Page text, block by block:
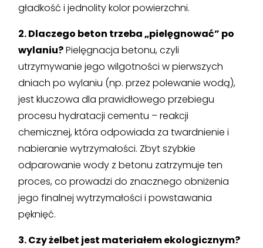
gładkość i jednolity kolor powierzchni.
2. Dlaczego beton trzeba „pielęgnować” po
wylaniu?Pielęgnacja betonu, czyli
utrzymywanie jego wilgotności w pierwszych
dniach po wylaniu (np. przez polewanie wodą),
jest kluczowa dla prawidłowego przebiegu
procesu hydratacji cementu – reakcji
chemicznej, która odpowiada za twardnienie i
nabieranie wytrzymałości. Zbyt szybkie
odparowanie wody z betonu zatrzymuje ten
proces, co prowadzi do znacznego obniżenia
jego finalnej wytrzymałości i powstawania
pęknięć.
3. Czy żelbet jest materiałem ekologicznym?